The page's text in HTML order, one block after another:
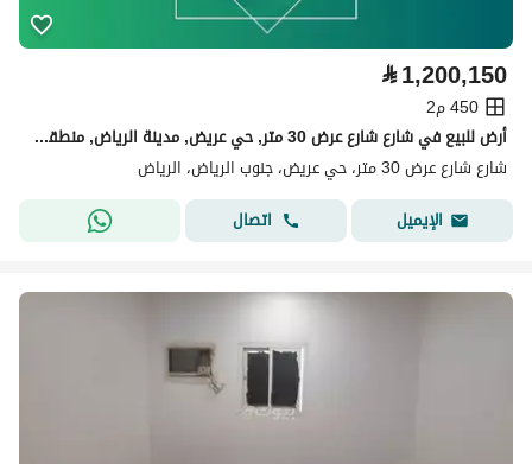
⃁1,200,150
450 م2
أرض للبيع في شارع شارع عرض 30 متر, حي عريض, مدينة الرياض, منطقة الرياض
شارع شارع عرض 30 متر، حي عريض، جنوب الرياض، الرياض
الإيميل
اتصال